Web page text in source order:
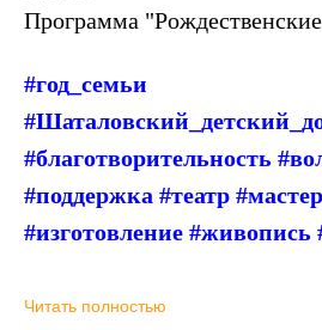
Программа "
#год_семьи
#благотворительность
#поддержка #театр
#изготовление #живопись
Читать полностью